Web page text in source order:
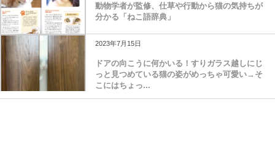
動物学者が監修、仕草や行動から猫の気持ちが
分かる「ねこ語辞典」
2023年7月15日
ドアの向こうに何かいる！すりガラス越しにじ
っと見つめている猫の姿がめっちゃ可愛い→そ
こにはちょっ...